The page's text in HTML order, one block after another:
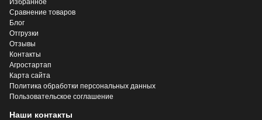
Избранное
Сравнение товаров
Блог
Отгрузки
Отзывы
Контакты
Агростартап
Карта сайта
Политика обработки персональных данных
Пользовательское соглашение
Наши контакты